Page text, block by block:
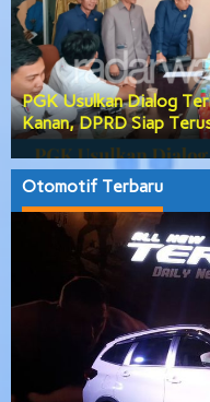
PGK Usulkan Dialog
Kanan, DPRD Siap
Otomotif Terbaru